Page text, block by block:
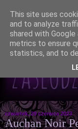
czwartek, 29 czerwca 2023
Auchan Noir
This site uses
and to analyze
shared with
metrics to ensure
statistics, and to